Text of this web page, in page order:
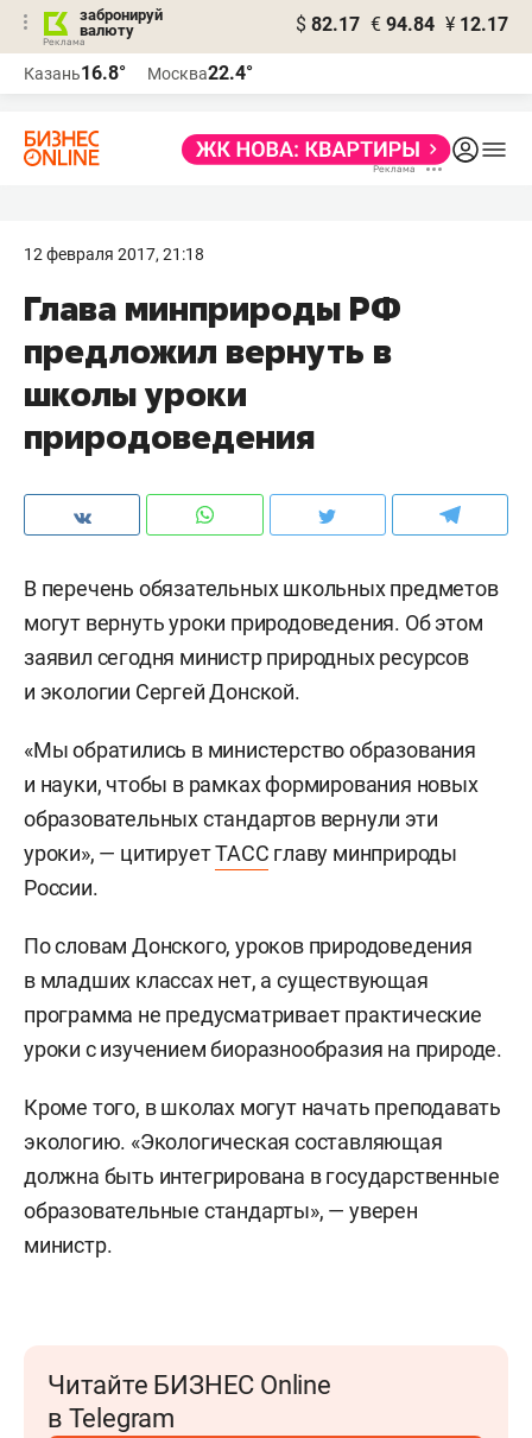
забронируй
валюту
$ 82.17 € 94.84 ¥ 12.17
Казань16.8° Москва22.4°
12 февраля 2017, 21:18
Глава минприроды РФ
предложил вернуть в
школы уроки
природоведения
В перечень обязательных школьных предметов
могут вернуть уроки природоведения. Об этом
заявил сегодня министр природных ресурсов
и экологии Сергей Донской.
«Мы обратились в министерство образования
и науки, чтобы в рамках формирования новых
образовательных стандартов вернули эти
уроки», — цитируетТАСС главу минприроды
России.
По словам Донского, уроков природоведения
в младших классах нет, а существующая
программа не предусматривает практические
уроки с изучением биоразнообразия на природе.
Кроме того, в школах могут начать преподавать
экологию. «Экологическая составляющая
должна быть интегрирована в государственные
образовательные стандарты», — уверен
министр.
Читайте БИЗНЕС Online
в Telegram